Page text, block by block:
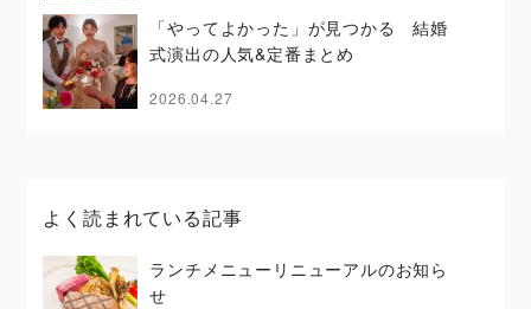
「やってよかった」が見つかる 結婚
式演出の人気&定番まとめ
2026.04.27
よく読まれている記事
ランチメニューリニューアルのお知ら
せ